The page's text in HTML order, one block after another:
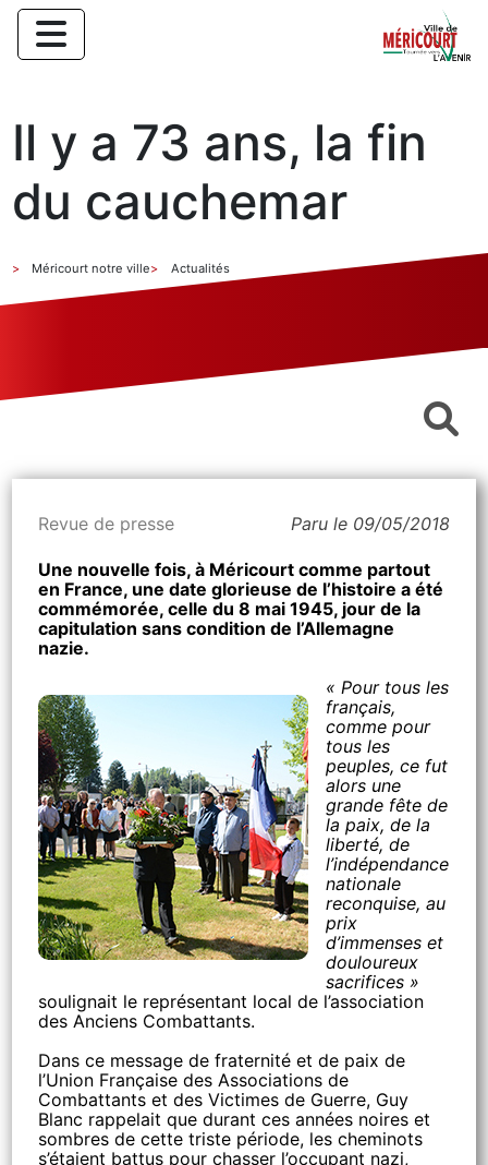
Il y a 73 ans, la fin
du cauchemar
Méricourt notre ville Actualités
Revue de presse Paru le 09/05/2018
Une nouvelle fois, à Méricourt comme partout
en France, une date glorieuse de l’histoire a été
commémorée, celle du 8 mai 1945, jour de la
capitulation sans condition de l’Allemagne
nazie.
« Pour tous les
français,
comme pour
tous les
peuples, ce fut
alors une
grande fête de
la paix, de la
liberté, de
l’indépendance
nationale
reconquise, au
prix
d’immenses et
douloureux
sacrifices »
soulignait le représentant local de l’association
des Anciens Combattants.
Dans ce message de fraternité et de paix de
l’Union Française des Associations de
Combattants et des Victimes de Guerre, Guy
Blanc rappelait que durant ces années noires et
sombres de cette triste période, les cheminots
s’étaient battus pour chasser l’occupant nazi,